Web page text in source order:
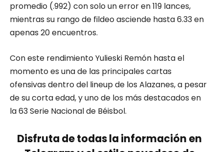
promedio (.992) con solo un error en 119 lances,
mientras su rango de fildeo asciende hasta 6.33 en
apenas 20 encuentros.
Con este rendimiento Yulieski Remón hasta el
momento es una de las principales cartas
ofensivas dentro del lineup de los Alazanes, a pesar
de su corta edad, y uno de los más destacados en
la 63 Serie Nacional de Béisbol.
Disfruta de todas la información en